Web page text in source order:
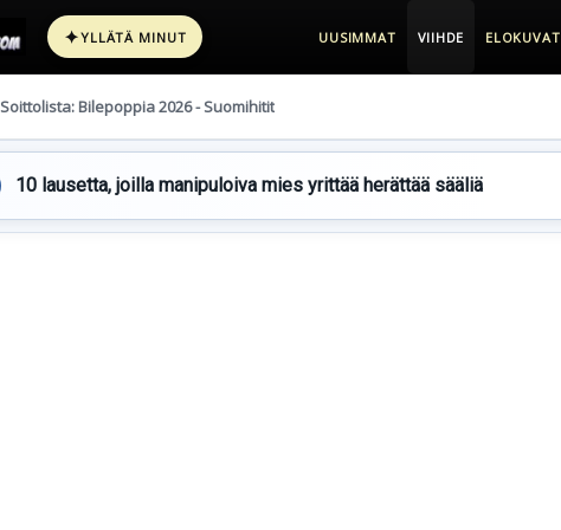
✦YLLÄTÄ MINUT UUSIMMAT VIIHDE ELOKUVAT
Soittolista: Bilepoppia 2026 - Suomihitit
10 lausetta, joilla manipuloiva mies yrittää herättää sääliä